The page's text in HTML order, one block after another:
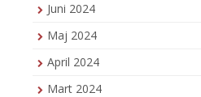
Juni 2024
Maj 2024
April 2024
Mart 2024